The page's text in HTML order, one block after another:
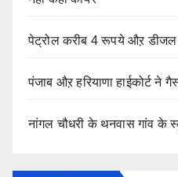
पेट्रोल करीब 4 रूपये औऱ
पंजाब औऱ हरियाणा हाईकोर्ट ने
नांगल चौधरी के थनवास गांव के